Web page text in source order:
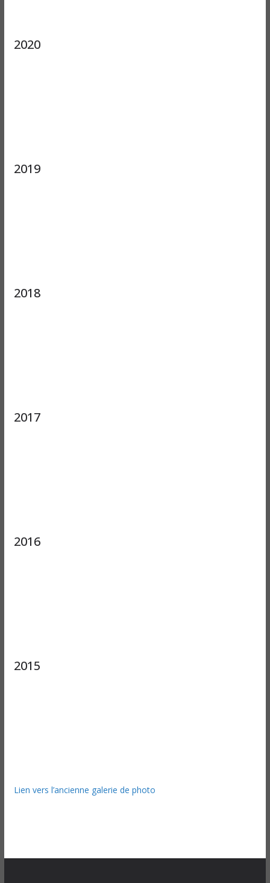
2020
2019
2018
2017
2016
2015
Lien vers l’ancienne galerie de photo